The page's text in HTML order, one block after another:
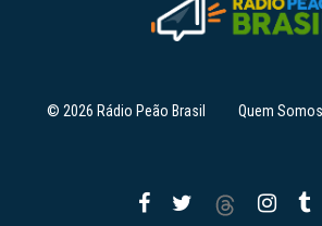
© 2026 Rádio Peão Brasil Quem Somos